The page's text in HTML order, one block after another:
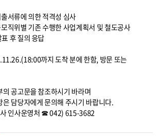
서류에 의한 적격성 심사
직위별 기존 수행한 사업계획서 및 철도공사
후 질의 응답
까지 도착 분에 한함, 방문 또는
공고문을 참조하시기 바라며
은 담당자에게 문의해 주시기 바랍니다.
인사운영처 ☎ 042) 615-3682